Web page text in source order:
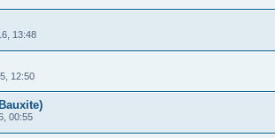
13:48
12:50
00:55